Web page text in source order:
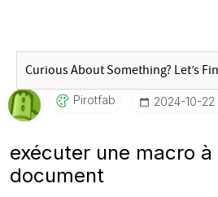
Pirotfab ‎2024-10-22
exécuter une macro
document